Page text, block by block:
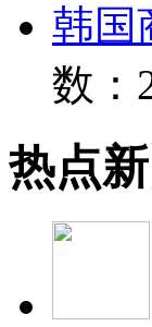
韩国
数：
热点